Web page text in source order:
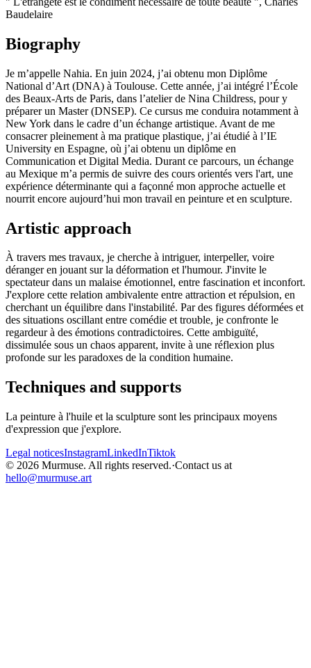
Baudelaire
Biography
Je m’appelle Nahia. En juin 2024, j’ai obtenu mon Diplôme
National d’Art (DNA) à Toulouse. Cette année, j’ai intégré l’École
des Beaux-Arts de Paris, dans l’atelier de Nina Childress, pour y
préparer un Master (DNSEP). Ce cursus me conduira notamment à
New York dans le cadre d’un échange artistique. Avant de me
consacrer pleinement à ma pratique plastique, j’ai étudié à l’IE
University en Espagne, où j’ai obtenu un diplôme en
Communication et Digital Media. Durant ce parcours, un échange
au Mexique m’a permis de suivre des cours orientés vers l'art, une
expérience déterminante qui a façonné mon approche actuelle et
nourrit encore aujourd’hui mon travail en peinture et en sculpture.
Artistic approach
À travers mes travaux, je cherche à intriguer, interpeller, voire
déranger en jouant sur la déformation et l'humour. J'invite le
spectateur dans un malaise émotionnel, entre fascination et inconfort.
J'explore cette relation ambivalente entre attraction et répulsion, en
cherchant un équilibre dans l'instabilité. Par des figures déformées et
des situations oscillant entre comédie et trouble, je confronte le
regardeur à des émotions contradictoires. Cette ambiguïté,
dissimulée sous un chaos apparent, invite à une réflexion plus
profonde sur les paradoxes de la condition humaine.
Techniques and supports
La peinture à l'huile et la sculpture sont les principaux moyens
d'expression que j'explore.
Legal noticesInstagramLinkedInTiktok
© 2026 Murmuse. All rights reserved.·Contact us at
hello@murmuse.art